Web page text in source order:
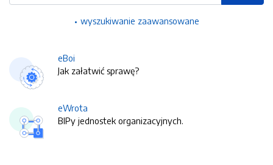
wyszukiwanie zaawansowane
eBoi
Jak załatwić sprawę?
eWrota
BIPy jednostek organizacyjnych.